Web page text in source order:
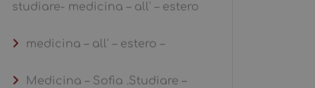
studiare- medicina – all' – estero
medicina – all' – estero –
Medicina – Sofia .Studiare –